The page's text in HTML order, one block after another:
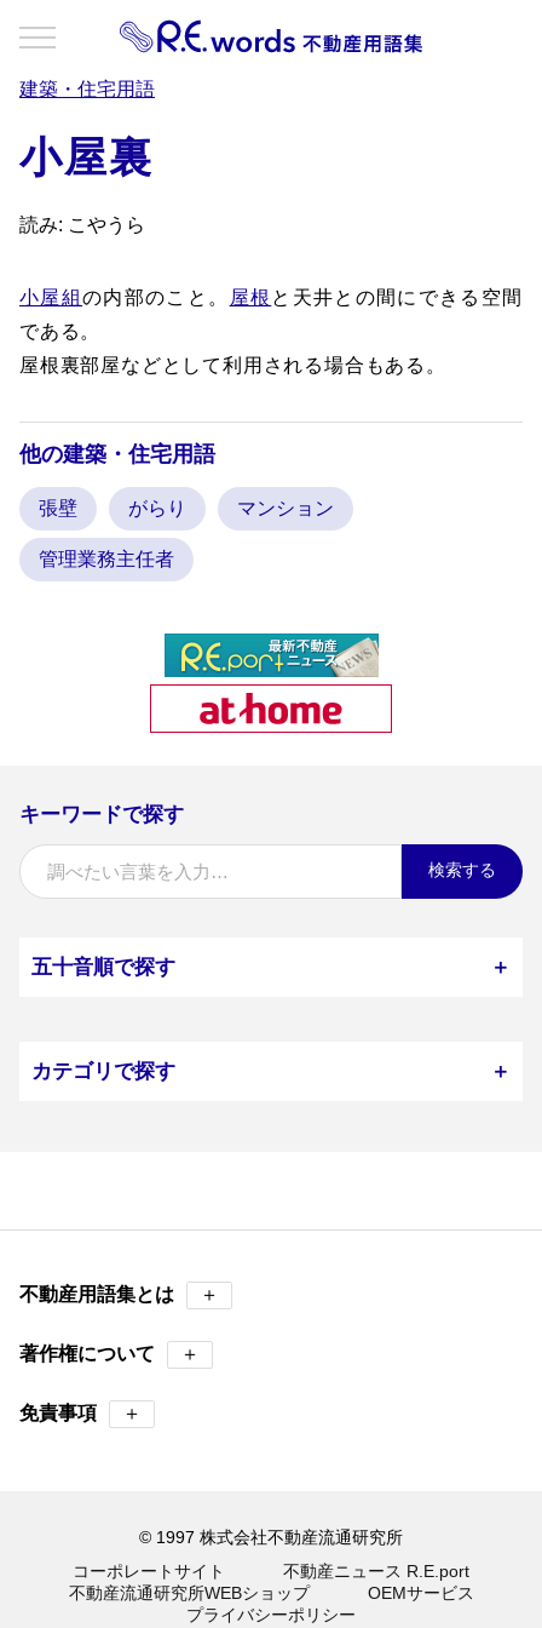
キーワードで探す
検索する
五十音順で探す ＋
カテゴリで探す ＋
建築・住宅用語
小屋裏
読み: こやうら
小屋組の内部のこと。 屋根 と天井との間にできる空間
である。
屋根裏部屋などとして利用される場合もある。
他の建築・住宅用語
張壁 がらり マンション
管理業務主任者
不動産用語集とは ＋
著作権について ＋
免責事項 ＋
© 1997 株式会社不動産流通研究所
コーポレートサイト
不動産ニュース R.E.port
不動産流通研究所WEBショップ
OEMサービス
プライバシーポリシー